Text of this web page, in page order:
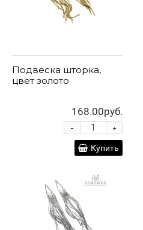
Подвеска шторка,
цвет золото
168.00руб.
+
-
Купить